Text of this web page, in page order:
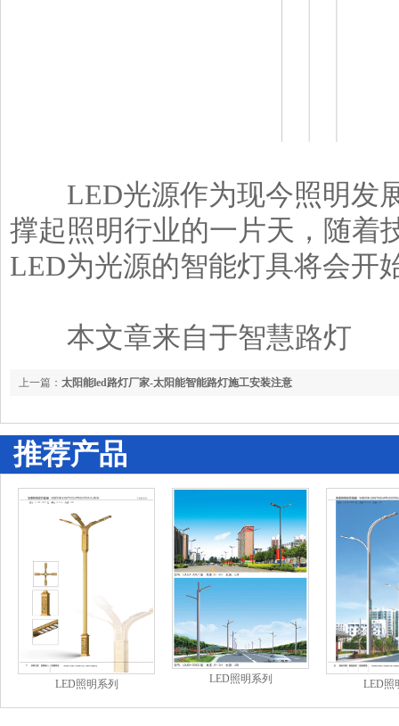
LED光源作为现今照明发
撑起照明行业的一片天，随着
LED为光源的智能灯具将会开
本文章来自于智慧路灯
上一篇： 太阳能led路灯厂家-太阳能智能路灯施工安装注意
推荐产品
LED照明系列 LED照明系列 LED照